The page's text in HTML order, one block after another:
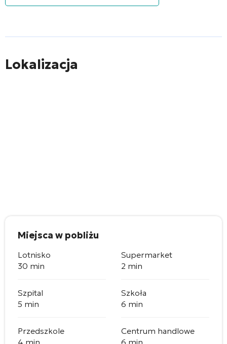
Lokalizacja
Miejsca w pobliżu
Lotnisko
30 min
Supermarket
2 min
Szpital
5 min
Szkoła
6 min
Przedszkole
4 min
Centrum handlowe
6 min